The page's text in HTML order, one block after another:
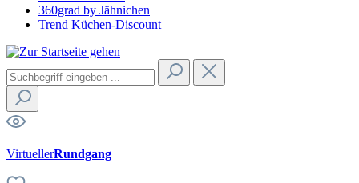
360grad by Jähnichen
Trend Küchen-Discount
VirtuellerRundgang